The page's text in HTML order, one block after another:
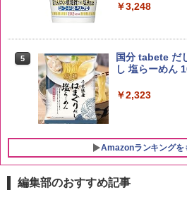
5
【在庫処分価
kg 業務用 お米
￥2,680
5
サントリー シ
白州 Story of
入 700ml
￥20,000
￥3,248
5
国分 tabete だ
し 塩らーめん
￥2,323
Amazonランキングを
編集部のおすすめ記事